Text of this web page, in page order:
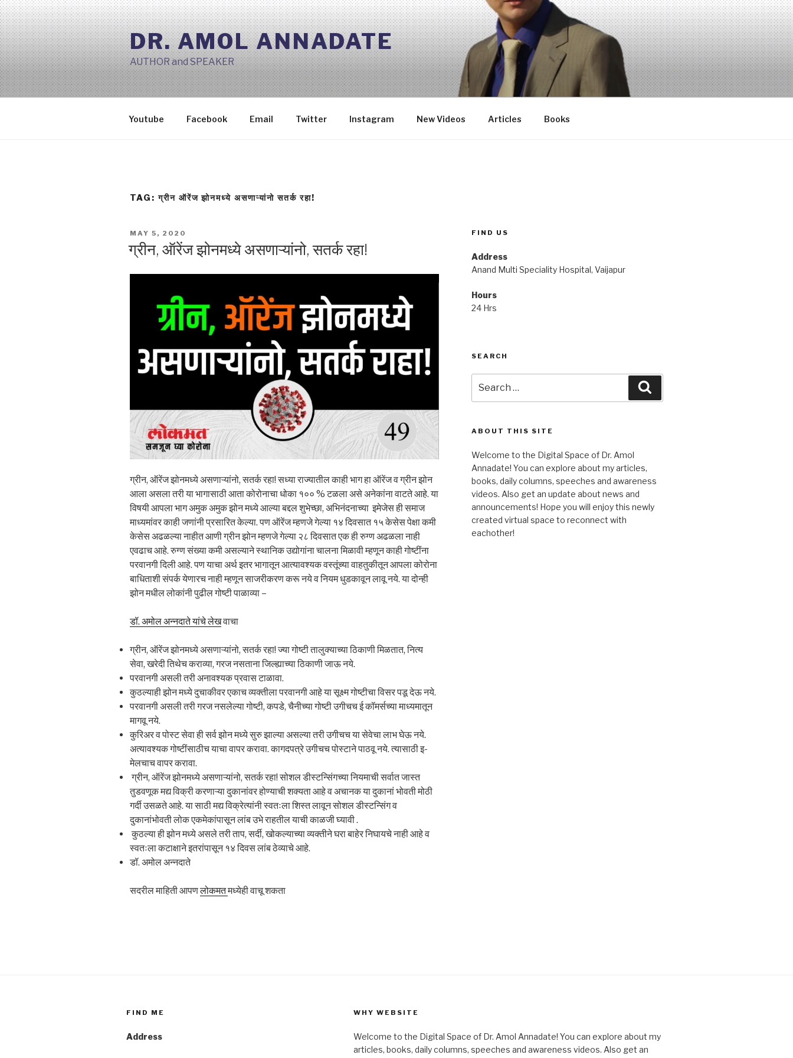
Skip
to
content
DR. AMOL ANNADATE
AUTHOR and SPEAKER
Youtube Facebook Email Twitter Instagram New Videos Articles Books
TAG:ग्रीन ऑरेंज झोनमध्ये असणाऱ्यांनो सतर्क रहा!
POSTED
ON
MAY 5, 2020
ग्रीन, ऑरेंज झोनमध्ये असणाऱ्यांनो, सतर्क रहा!
ग्रीन, ऑरेंज झोनमध्ये असणाऱ्यांनो, सतर्क रहा! सध्या राज्यातील काही भाग हा ऑरेंज व ग्रीन झोन
आला असला तरी या भागासाठी आता कोरोनाचा धोका १०० % टळला असे अनेकांना वाटते आहे. या
विषयी आपला भाग अमुक अमुक झोन मध्ये आल्या बद्दल शुभेच्छा, अभिनंदनाच्या इमेजेस ही समाज
माध्यमांवर काही जणांनी प्रसारित केल्या. पण ऑरेंज म्हणजे गेल्या १४ दिवसात १५ केसेस पेक्षा कमी
केसेस अढळल्या नाहीत आणी ग्रीन झोन म्हणजे गेल्या २८ दिवसात एक ही रुग्ण अढळला नाही
एवढाच आहे. रुग्ण संख्या कमी असल्याने स्थानिक उद्योगांना चालना मिळावी म्हणून काही गोष्टींना
परवानगी दिली आहे. पण याचा अर्थ इतर भागातून आत्यावश्यक वस्तूंच्या वाहतुकीतून आपला कोरोना
बाधिताशी संपर्क येणारच नाही म्हणून साजरीकरण करू नये व नियम धुडकावून लावू नये. या दोन्ही
झोन मधील लोकांनी पुढील गोष्टी पाळाव्या –
डॉ. अमोल अन्नदाते यांचे लेखवाचा
ग्रीन, ऑरेंज झोनमध्ये असणाऱ्यांनो, सतर्क रहा! ज्या गोष्टी तालुक्याच्या ठिकाणी मिळतात, नित्य
सेवा, खरेदी तिथेच कराव्या, गरज नसताना जिल्ह्याच्या ठिकाणी जाऊ नये.
परवानगी असली तरी अनावश्यक प्रवास टाळावा.
कुठल्याही झोन मध्ये दुचाकीवर एकाच व्यक्तीला परवानगी आहे या सूक्ष्म गोष्टीचा विसर पडू देऊ नये.
परवानगी असली तरी गरज नसलेल्या गोष्टी, कपडे, चैनीच्या गोष्टी उगीचच ई कॉमर्सच्या माध्यमातून
मागवू नये.
कुरिअर व पोस्ट सेवा ही सर्व झोन मध्ये सुरु झाल्या असल्या तरी उगीचच या सेवेचा लाभ घेऊ नये.
अत्यावश्यक गोष्टींसाठीच याचा वापर करावा. कागदपत्रे उगीचच पोस्टाने पाठवू नये. त्यासाठी इ-
मेलचाच वापर करावा.
ग्रीन, ऑरेंज झोनमध्ये असणाऱ्यांनो, सतर्क रहा! सोशल डीस्टन्सिंगच्या नियमाची सर्वात जास्त
तुडवणूक मद्य विक्री करणाऱ्या दुकानांवर होण्याची शक्यता आहे व अचानक या दुकानां भोवती मोठी
गर्दी उसळते आहे. या साठी मद्य विक्रेत्यांनी स्वतःला शिस्त लावून सोशल डीस्टन्सिंग व
दुकानांभोवती लोक एकमेकांपासून लांब उभे राहतील याची काळजी घ्यावी .
कुठल्या ही झोन मध्ये असले तरी ताप, सर्दी, खोकल्याच्या व्यक्तीने घरा बाहेर निघायचे नाही आहे व
स्वतःला कटाक्षाने इतरांपासून १४ दिवस लांब ठेव्याचे आहे.
डॉ. अमोल अन्नदाते
सदरील माहिती आपणलोकमतमध्येही वाचू शकता
FIND US
Address
Anand Multi Speciality Hospital, Vaijapur
Hours
24 Hrs
SEARCH
for:
ABOUT THIS SITE
Welcome to the Digital Space of Dr. Amol
Annadate! You can explore about my articles,
books, daily columns, speeches and awareness
videos. Also get an update about news and
announcements! Hope you will enjoy this newly
created virtual space to reconnect with
eachother!
FIND ME
Address
WHY WEBSITE
Welcome to the Digital Space of Dr. Amol Annadate! You can explore about my
articles, books, daily columns, speeches and awareness videos. Also get an